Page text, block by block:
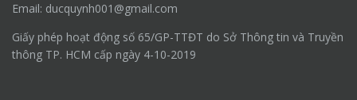
Email: ducquynh001@gmail.com
Giấy phép hoạt động số 65/GP-TTĐT do Sở Thông tin và Truyền
thông TP. HCM cấp ngày 4-10-2019